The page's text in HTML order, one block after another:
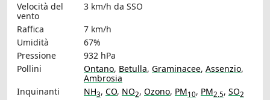
Velocità del
vento
3 km/h da SSO
Raffica
7 km/h
Umidità
67%
Pressione
932 hPa
Pollini
Ontano, Betulla, Graminacee, Assenzio,
Ambrosia
Inquinanti
NH3, CO, NO2, Ozono, PM10, PM2.5, SO2